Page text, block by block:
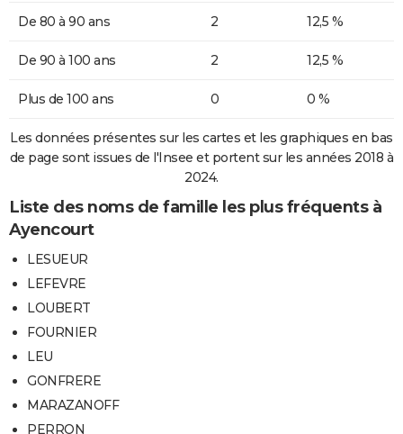
De 80 à 90 ans 2 12,5 %
De 90 à 100 ans 2 12,5 %
Plus de 100 ans 0 0 %
Les données présentes sur les cartes et les graphiques en bas
de page sont issues de l'Insee et portent sur les années 2018 à
2024.
Liste des noms de famille les plus fréquents à
Ayencourt
LESUEUR
LEFEVRE
LOUBERT
FOURNIER
LEU
GONFRERE
MARAZANOFF
PERRON